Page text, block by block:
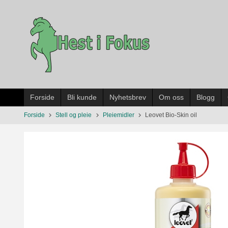
innholdet
Forside Bli kunde Nyhetsbrev Om oss Blogg
Forside Stell og pleie Pleiemidler Leovet Bio-Skin oil